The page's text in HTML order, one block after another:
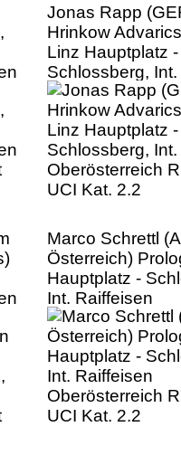
Jonas Rapp
Hrinkow
Linz Hauptplatz -
Schlossberg,
Oberösterreich
UCI Kat. 2.2
Marco Schrettl
Österreich)
Hauptplatz -
Int. Raiffeisen
Oberösterreich
UCI Kat. 2.2